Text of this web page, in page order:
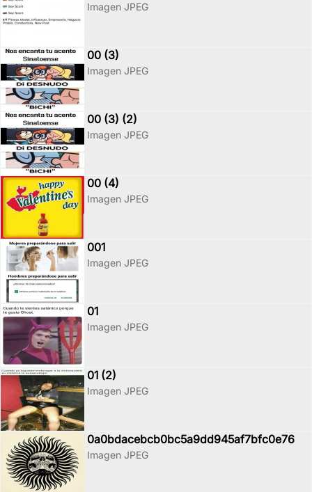
Imagen JPEG
00 (3)
Imagen JPEG
00 (3) (2)
Imagen JPEG
00 (4)
Imagen JPEG
001
Imagen JPEG
01
Imagen JPEG
01 (2)
Imagen JPEG
0a0bdacebcb0bc5a9dd945af7bfc0e76
Imagen JPEG